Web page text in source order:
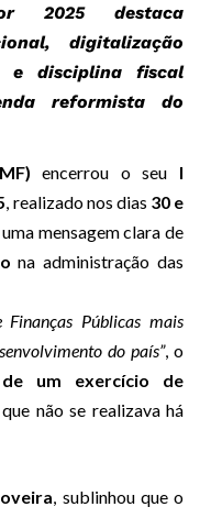
2025 destaca
digitalização
e disciplina fiscal
reformista do
encerrou o seu I
, realizado nos dias 30 e
mensagem clara de
na administração das
Finanças Públicas mais
do país”, o
um exercício de
que não se realizava há
, sublinhou que o